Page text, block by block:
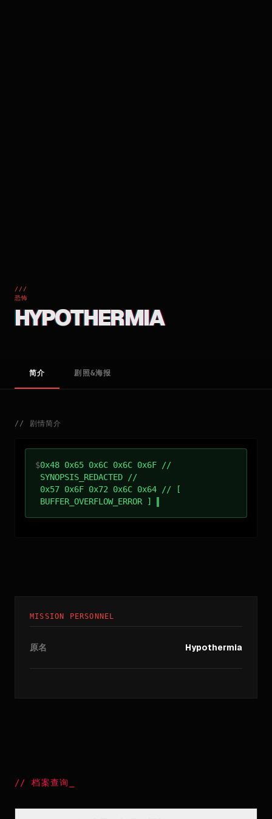
///
恐怖
HYPOTHERMIA
简介 剧照&海报
// 剧情简介
$0x48 0x65 0x6C 0x6C 0x6F //
SYNOPSIS_REDACTED //
0x57 0x6F 0x72 0x6C 0x64 // [
BUFFER_OVERFLOW_ERROR ]
MISSION PERSONNEL
原名 Hypothermia
//档案查询